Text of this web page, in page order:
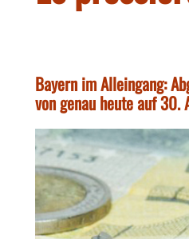
Bayern im Alleingang:
von genau heute auf